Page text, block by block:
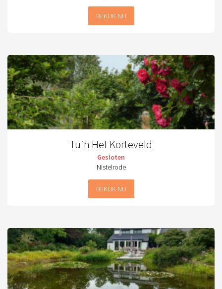
BEKIJK NU
Tuin Het Korteveld
Gesloten
Nistelrode
BEKIJK NU